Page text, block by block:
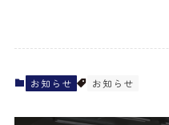
お知らせ お知らせ